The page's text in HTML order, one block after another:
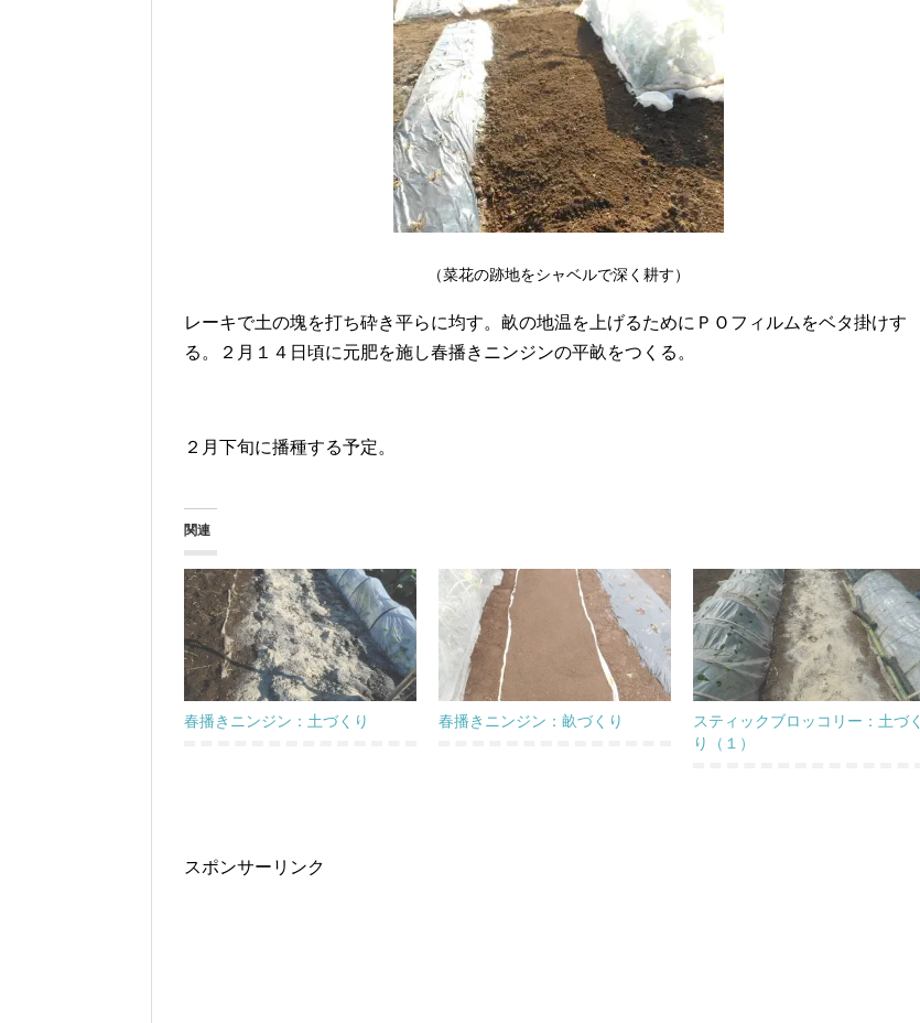
（菜花の跡地をシャベルで深く耕す）
レーキで土の塊を打ち砕き平らに均す。畝の地温を上げるためにＰＯフィルムをベタ掛けす
る。２月１４日頃に元肥を施し春播きニンジンの平畝をつくる。
２月下旬に播種する予定。
関連
春播きニンジン：土づくり 春播きニンジン：畝づくり
スティックブロッコリー：土づく
り（１）
スポンサーリンク